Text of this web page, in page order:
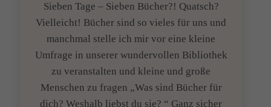
Sieben Tage – Sieben Bücher?! Quatsch?
Vielleicht! Bücher sind so vieles für uns und
manchmal stelle ich mir vor eine kleine
Umfrage in unserer wundervollen Bibliothek
zu veranstalten und kleine und große
Menschen zu fragen „Was sind Bücher für
dich? Weshalb liebst du sie? “ Ganz sicher